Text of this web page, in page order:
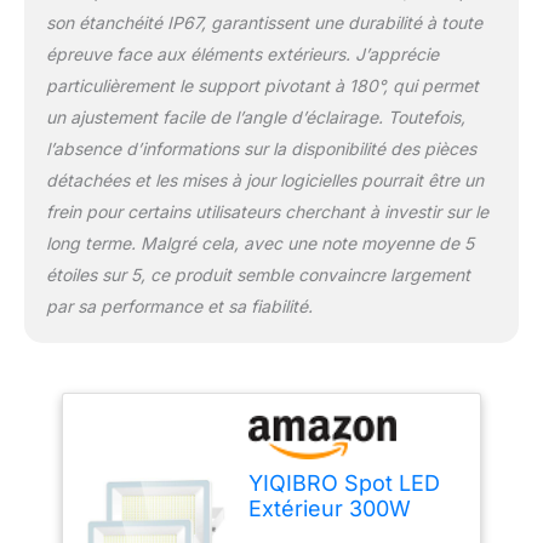
matériaux PC de haute
qualité pour résister aux
conditions
météorologiques
difficiles, garantissant
des performances et une
fiabilité durables dans
toutes les situations.
Projecteur Exterieur à
Angle de Rayonnement
de 120° : Le eclairage
exterieur led peut être
un faisceau à grand
angle de 120° sans
ombres et anti-
éclairer plus efficacement
les grands espaces
son étanchéité IP67, garantissent une durabilité à toute
épreuve face aux éléments extérieurs. J’apprécie
particulièrement le support pivotant à 180°, qui permet
un ajustement facile de l’angle d’éclairage. Toutefois,
l’absence d’informations sur la disponibilité des pièces
détachées et les mises à jour logicielles pourrait être un
frein pour certains utilisateurs cherchant à investir sur le
long terme. Malgré cela, avec une note moyenne de 5
étoiles sur 5, ce produit semble convaincre largement
par sa performance et sa fiabilité.
YIQIBRO Spot LED
Extérieur 300W